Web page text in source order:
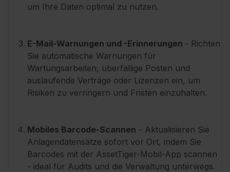
um Ihre Daten optimal zu nutzen.
E-Mail-Warnungen und -Erinnerungen - Richten
Sie automatische Warnungen für
Wartungsarbeiten, überfällige Posten und
auslaufende Verträge oder Lizenzen ein, um
Risiken zu verringern und Fristen einzuhalten.
Mobiles Barcode-Scannen - Aktualisieren Sie
Anlagendatensätze sofort vor Ort, indem Sie
Barcodes mit der AssetTiger-Mobil-App scannen
- ideal für Audits und die Verwaltung unterwegs.